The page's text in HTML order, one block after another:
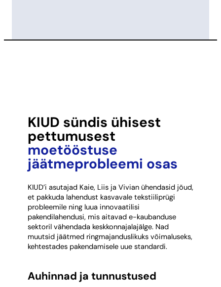
KIUD sündis ühisest
pettumusest
moetööstuse
jäätmeprobleemi osas
KIUD’i asutajad Kaie, Liis ja Vivian ühendasid jõud,
et pakkuda lahendust kasvavale tekstiiliprügi
probleemile ning luua innovaatilisi
pakendilahendusi, mis aitavad e-kaubanduse
sektoril vähendada keskkonnajalajälge. Nad
muutsid jäätmed ringmajanduslikuks võimaluseks,
kehtestades pakendamisele uue standardi.
Auhinnad ja tunnustused